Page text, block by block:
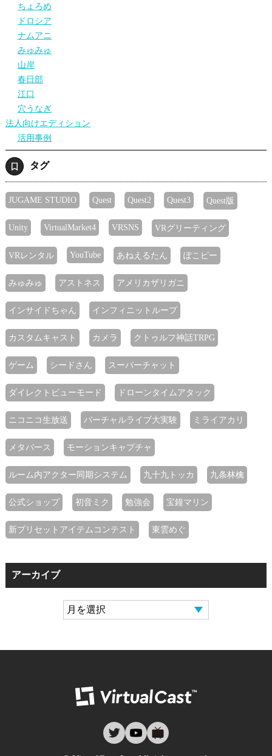
ちょろめ
ドロシア
ナムアニ
みゅみゅ
山岸
春日部
江口
穴うなぎ
法人向けエディション
活用事例
タグ
JUGAME STUDIO Quest Quest2 Quest3 Quest版
Unity VirtualMarket4 VRSNS VRグリーティング
VRレンタル YouTube あねえるたん ぽこピー
みゅみゅ アストネス アメリカザリガニ
インサイドちゃん インフィニットループ
カスタムキャスト カメラ クトゥルフ神話TRPG
ゲーム シードさん スーパーチャット
ダイレクトビューモード ドローンタイムアタック
ニコニコ生放送 バーチャルライブ大実験 ミライアカリ
メタバース モーションキャプチャ
ルーム内アクター同期システム 九十九トッカ 九条林檎
公式ショップ 初音ミク 勉強会 宝鐘マリン
新プリセットアイテムコンテスト 東雲めぐ
アーカイブ
twitteryoutube